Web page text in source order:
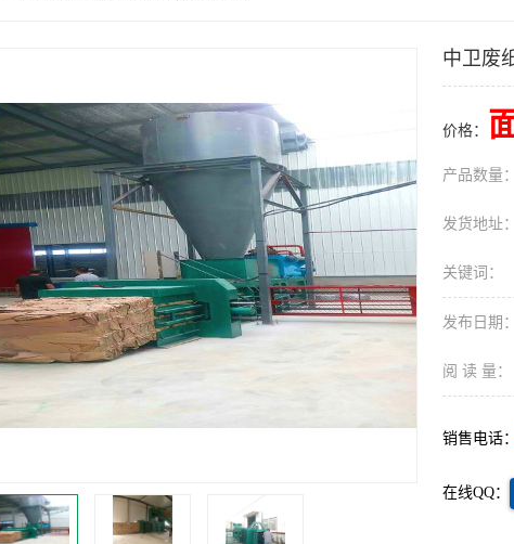
中卫废
价格：
产品数量：
发货地址：
关键词：
发布日期：
阅 读 量：
销售电话：
在线QQ：